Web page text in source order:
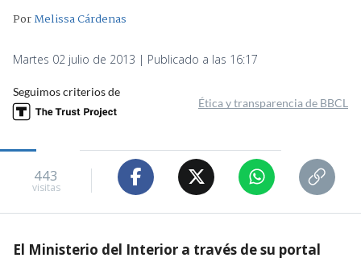
PorMelissa Cárdenas
Martes 02 julio de 2013 | Publicado a las 16:17
Seguimos criterios de
Ética y transparencia de BBCL
443
visitas
El Ministerio del Interior a través de su portal